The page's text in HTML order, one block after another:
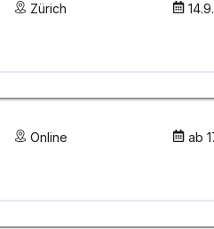
Zürich
Online ab